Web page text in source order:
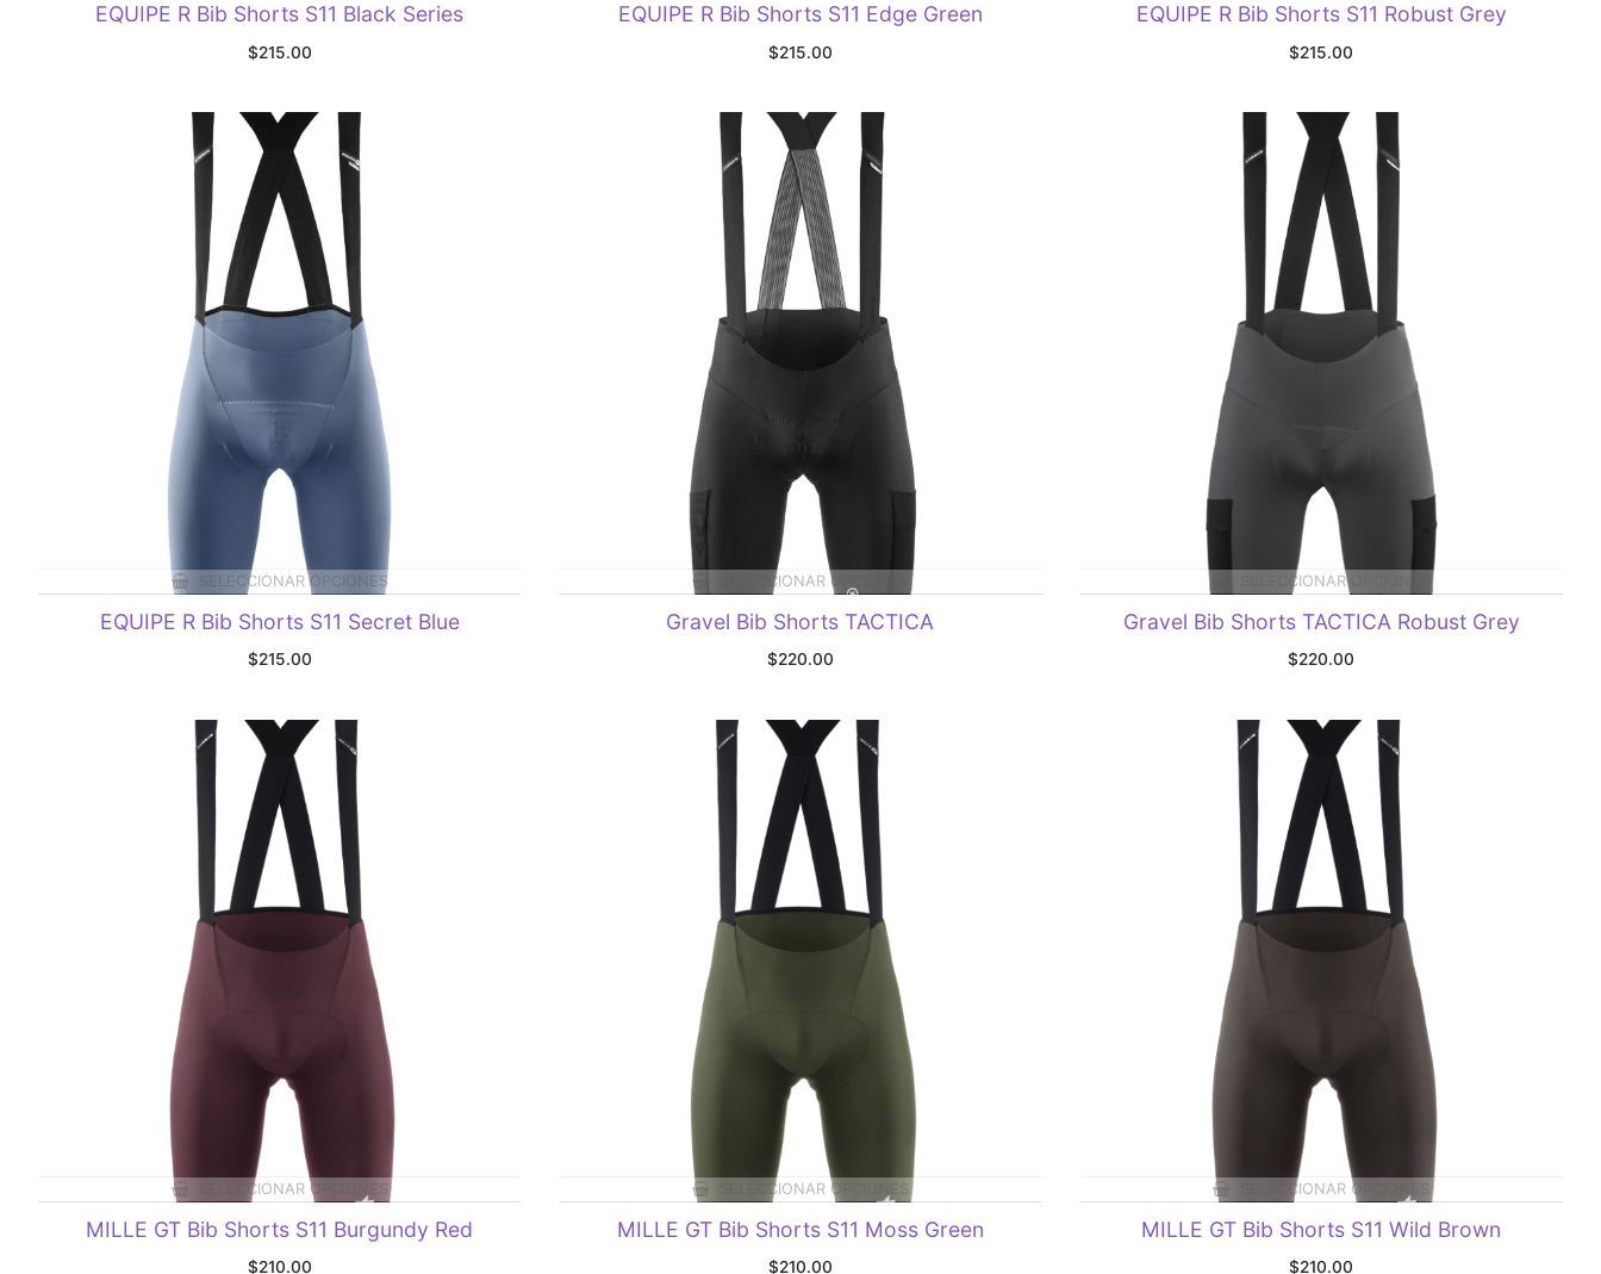
EQUIPE R Bib Shorts S11 Black Series
$215.00
EQUIPE R Bib Shorts S11 Edge Green
$215.00
EQUIPE R Bib Shorts S11 Robust Grey
$215.00
SELECCIONAR OPCIONES
EQUIPE R Bib Shorts S11 Secret Blue
$215.00
SELECCIONAR OPCIONES
Gravel Bib Shorts TACTICA
$220.00
SELECCIONAR OPCIONES
Gravel Bib Shorts TACTICA Robust Grey
$220.00
SELECCIONAR OPCIONES
MILLE GT Bib Shorts S11 Burgundy Red
$210.00
SELECCIONAR OPCIONES
MILLE GT Bib Shorts S11 Moss Green
$210.00
SELECCIONAR OPCIONES
MILLE GT Bib Shorts S11 Wild Brown
$210.00